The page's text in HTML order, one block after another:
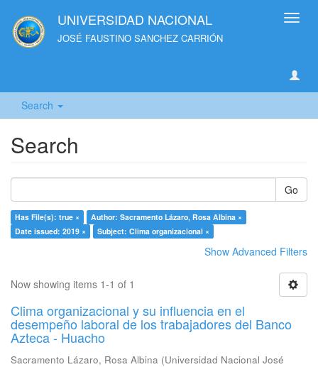
UNIVERSIDAD NACIONAL
JOSÉ FAUSTINO SANCHEZ CARRIÓN
Search
Search
Go
Has File(s): true ×
Author: Sacramento Lázaro, Rosa Albina ×
Date issued: 2019 ×
Subject: Clima organizacional ×
Show Advanced Filters
Now showing items 1-1 of 1
Clima organizacional y su influencia en el
desempeño laboral de los trabajadores del Banco
Azteca - Huacho
Sacramento Lázaro, Rosa Albina (Universidad Nacional José